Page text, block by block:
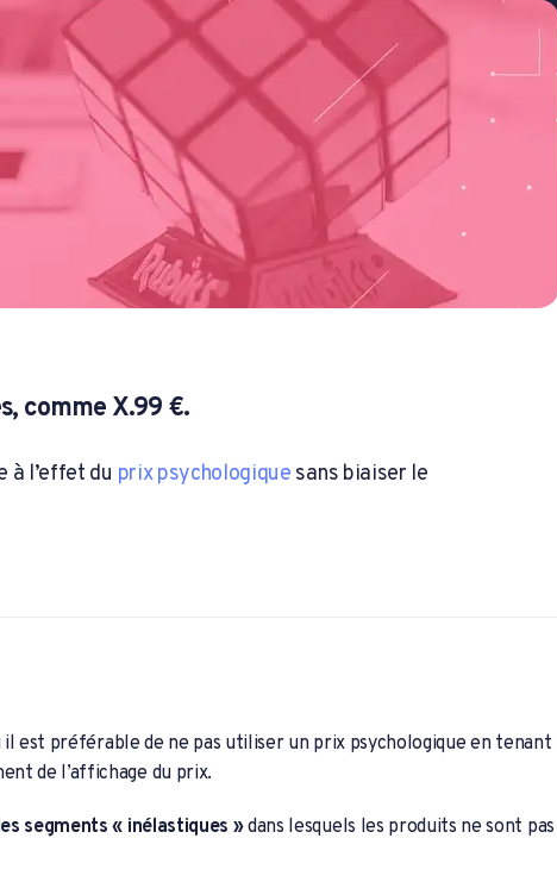
comme X.99 €.
à l’effet du prix psychologique sans biaiser le
il est préférable de ne pas utiliser un prix psychologique en tenant
de l’affichage du prix.
segments « inélastiques »dans lesquels les produits ne sont pas